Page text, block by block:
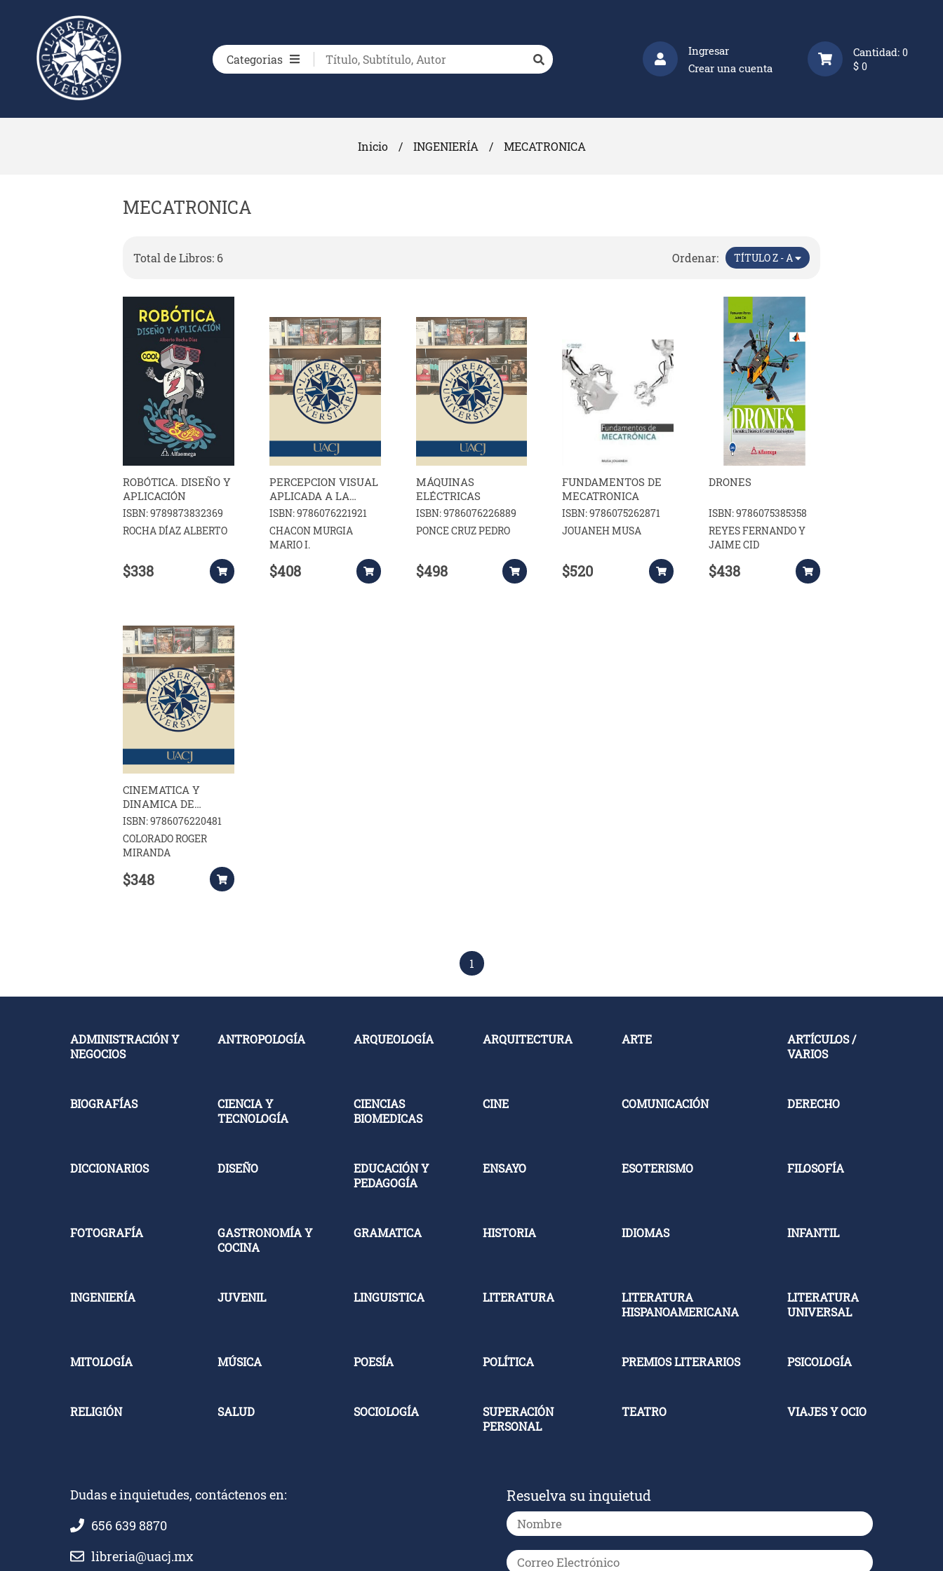
Categorias
Ingresar
Crear una cuenta
Cantidad: 0
$ 0
Inicio / INGENIERÍA / MECATRONICA
MECATRONICA
Total de Libros: 6 Ordenar: TÍTULO Z - A
ROBÓTICA. DISEÑO Y
APLICACIÓN
ISBN: 9789873832369
ROCHA DÍAZ ALBERTO
$338
PERCEPCION VISUAL
APLICADA A LA
ROBOTICA
ISBN: 9786076221921
CHACON MURGIA
MARIO I.
$408
MÁQUINAS
ELÉCTRICAS
ISBN: 9786076226889
PONCE CRUZ PEDRO
$498
FUNDAMENTOS DE
MECATRONICA
ISBN: 9786075262871
JOUANEH MUSA
$520
DRONES
ISBN: 9786075385358
REYES FERNANDO Y
JAIME CID
$438
CINEMATICA Y
DINAMICA DE
ROBOTS
MANIPULADORES
ISBN: 9786076220481
COLORADO ROGER
MIRANDA
$348
1
ADMINISTRACIÓN Y
NEGOCIOS
ANTROPOLOGÍA ARQUEOLOGÍA ARQUITECTURA ARTE
ARTÍCULOS /
VARIOS
BIOGRAFÍAS
CIENCIA Y
TECNOLOGÍA
CIENCIAS
BIOMEDICAS
CINE COMUNICACIÓN DERECHO
DICCIONARIOS DISEÑO
EDUCACIÓN Y
PEDAGOGÍA
ENSAYO ESOTERISMO FILOSOFÍA
FOTOGRAFÍA
GASTRONOMÍA Y
COCINA
GRAMATICA HISTORIA IDIOMAS INFANTIL
INGENIERÍA JUVENIL LINGUISTICA LITERATURA
LITERATURA
HISPANOAMERICANA
LITERATURA
UNIVERSAL
MITOLOGÍA MÚSICA POESÍA POLÍTICA PREMIOS LITERARIOS PSICOLOGÍA
RELIGIÓN SALUD SOCIOLOGÍA
SUPERACIÓN
PERSONAL
TEATRO VIAJES Y OCIO
Dudas e inquietudes, contáctenos en:
656 639 8870
libreria@uacj.mx
Resuelva su inquietud